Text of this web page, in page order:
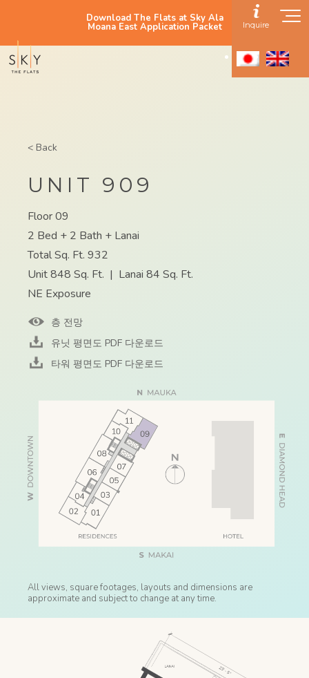
Download The Flats at Sky Ala
Moana East Application Packet Inquire
< Back
UNIT 909
Floor 09
2 Bed + 2 Bath + Lanai
Total Sq. Ft. 932
Unit 848 Sq. Ft. | Lanai 84 Sq. Ft.
NE Exposure
층 전망
유닛 평면도 PDF 다운로드
타워 평면도 PDF 다운로드
All views, square footages, layouts and dimensions are
approximate and subject to change at any time.